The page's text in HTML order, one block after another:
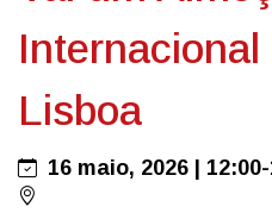
Internacional
Lisboa
16 maio, 2026 |